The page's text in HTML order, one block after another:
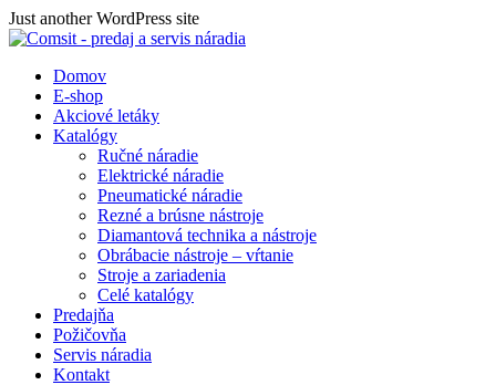
Skip
to
Just another WordPress site
Domov
E-shop
Akciové letáky
Katalógy
Ručné náradie
Elektrické náradie
Pneumatické náradie
Rezné a brúsne nástroje
Diamantová technika a nástroje
Obrábacie nástroje – vŕtanie
Stroje a zariadenia
Celé katalógy
Predajňa
Požičovňa
Servis náradia
Kontakt